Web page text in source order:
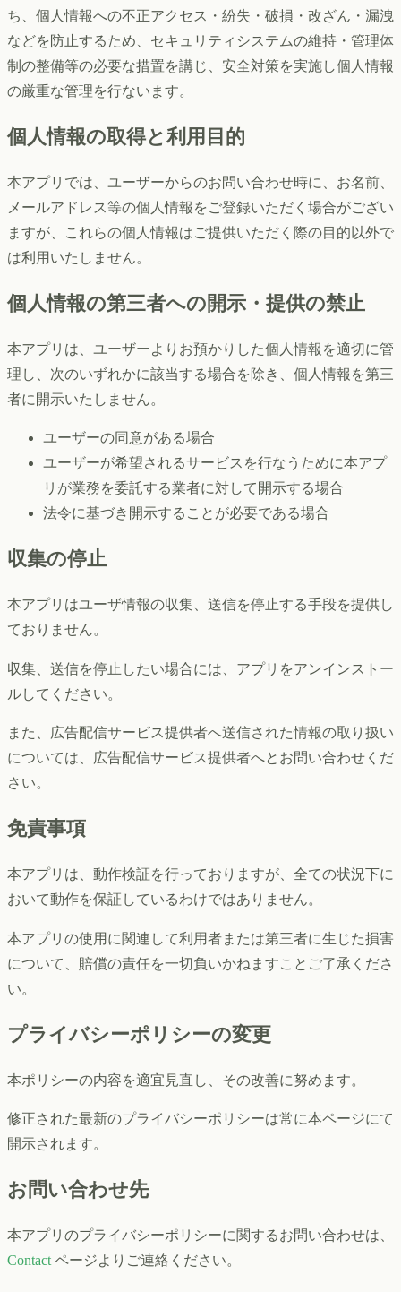
ち、個人情報への不正アクセス・紛失・破損・改ざん・漏洩
などを防止するため、セキュリティシステムの維持・管理体
制の整備等の必要な措置を講じ、安全対策を実施し個人情報
の厳重な管理を行ないます。
個人情報の取得と利用目的
本アプリでは、ユーザーからのお問い合わせ時に、お名前、
メールアドレス等の個人情報をご登録いただく場合がござい
ますが、これらの個人情報はご提供いただく際の目的以外で
は利用いたしません。
個人情報の第三者への開示・提供の禁止
本アプリは、ユーザーよりお預かりした個人情報を適切に管
理し、次のいずれかに該当する場合を除き、個人情報を第三
者に開示いたしません。
ユーザーの同意がある場合
ユーザーが希望されるサービスを行なうために本アプ
リが業務を委託する業者に対して開示する場合
法令に基づき開示することが必要である場合
収集の停止
本アプリはユーザ情報の収集、送信を停止する手段を提供し
ておりません。
収集、送信を停止したい場合には、アプリをアンインストー
ルしてください。
また、広告配信サービス提供者へ送信された情報の取り扱い
については、広告配信サービス提供者へとお問い合わせくだ
さい。
免責事項
本アプリは、動作検証を行っておりますが、全ての状況下に
おいて動作を保証しているわけではありません。
本アプリの使用に関連して利用者または第三者に生じた損害
について、賠償の責任を一切負いかねますことご了承くださ
い。
プライバシーポリシーの変更
本ポリシーの内容を適宜見直し、その改善に努めます。
修正された最新のプライバシーポリシーは常に本ページにて
開示されます。
お問い合わせ先
本アプリのプライバシーポリシーに関するお問い合わせは、
Contact ページよりご連絡ください。